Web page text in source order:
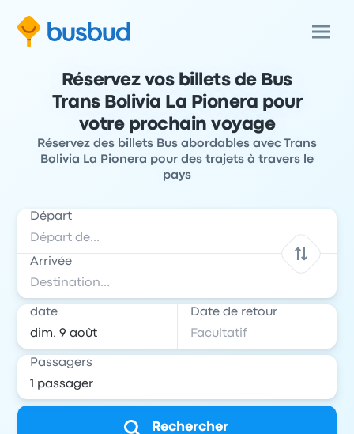
Réservez vos billets de Bus
Trans Bolivia La Pionera pour
votre prochain voyage
Réservez des billets Bus abordables avec Trans
Bolivia La Pionera pour des trajets à travers le
pays
Départ
Arrivée
date Date de retour
Passagers
Rechercher